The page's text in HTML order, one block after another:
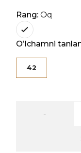
Rang: Oq
Oʻlchamni
42
-